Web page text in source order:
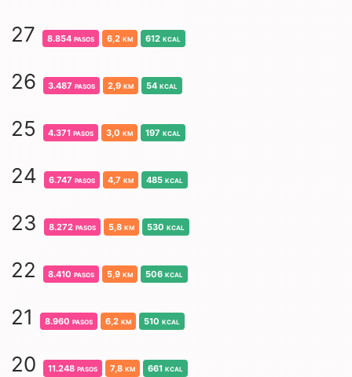
27 8.854 pasos 6,2 km 612 kcal
26 3.487 pasos 2,9 km 54 kcal
25 4.371 pasos 3,0 km 197 kcal
24 6.747 pasos 4,7 km 485 kcal
23 8.272 pasos 5,8 km 530 kcal
22 8.410 pasos 5,9 km 506 kcal
21 8.960 pasos 6,2 km 510 kcal
20 11.248 pasos 7,8 km 661 kcal